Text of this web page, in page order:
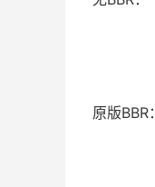
原版BBR：